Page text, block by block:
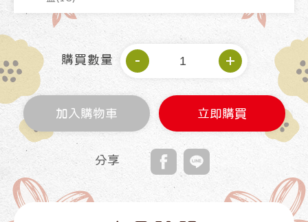
購買數量
加入購物車 立即購買
分享